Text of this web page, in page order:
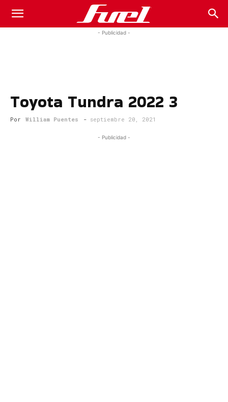
Fuel
Magazine
- Publicidad -
Toyota Tundra 2022 3
Por William Puentes - septiembre 20, 2021
- Publicidad -